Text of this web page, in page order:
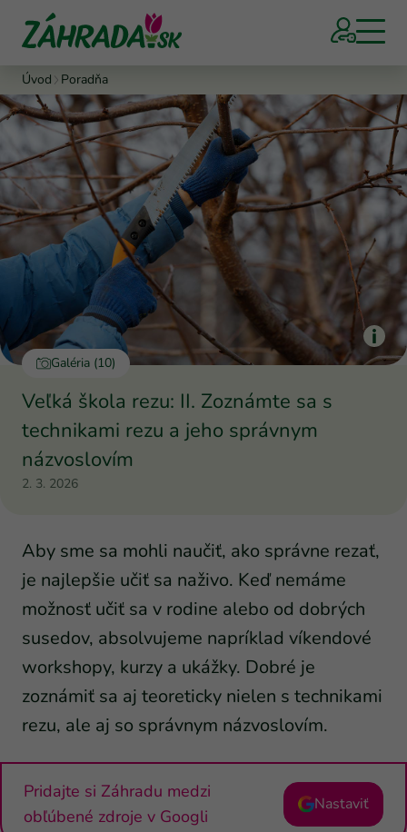
Úvod Poradňa
Galéria (10)
Veľká škola rezu: II. Zoznámte sa s
technikami rezu a jeho správnym
názvoslovím
2. 3. 2026
Aby sme sa mohli naučiť, ako správne rezať,
je najlepšie učiť sa naživo. Keď nemáme
možnosť učiť sa v rodine alebo od dobrých
susedov, absolvujeme napríklad víkendové
workshopy, kurzy a ukážky. Dobré je
zoznámiť sa aj teoreticky nielen s technikami
rezu, ale aj so správnym názvoslovím.
Pridajte si Záhradu medzi
obľúbené zdroje v Googli
Nastaviť